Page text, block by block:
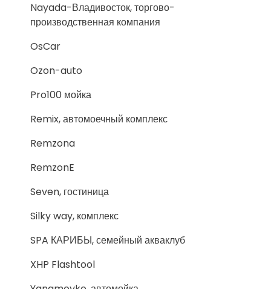
Nayada-Владивосток, торгово-
производственная компания
OsCar
Ozon-auto
Pro100 мойка
Remix, автомоечный комплекс
Remzona
RemzonE
Seven, гостиница
Silky way, комплекс
SPA КАРИБЫ, семейный акваклуб
XHP Flashtool